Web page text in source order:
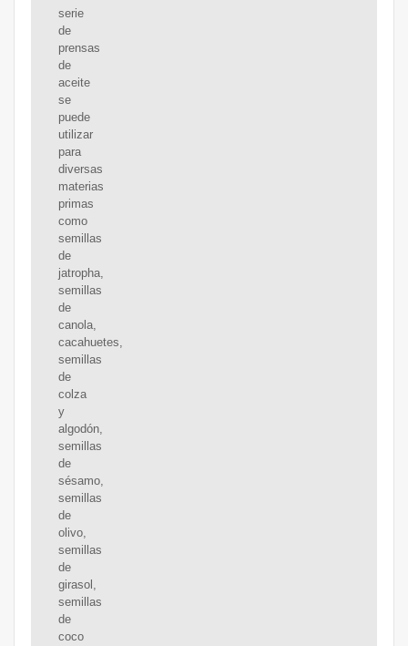
serie
de
prensas
de
aceite
se
puede
utilizar
para
diversas
materias
primas
como
semillas
de
jatropha,
semillas
de
canola,
cacahuetes,
semillas
de
colza
y
algodón,
semillas
de
sésamo,
semillas
de
olivo,
semillas
de
girasol,
semillas
de
coco